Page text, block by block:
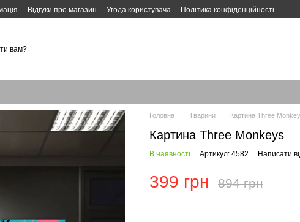
Відгуки про магазин Угода користувача Політика конфіденційності
вам?
Головна Тварини Картина Three
Картина Three Monkeys
В наявності Артикул: 4582 Написати
399 грн 894 грн